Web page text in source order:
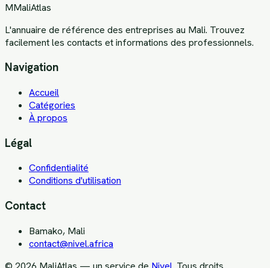
MMaliAtlas
L'annuaire de référence des entreprises au Mali. Trouvez
facilement les contacts et informations des professionnels.
Navigation
Accueil
Catégories
À propos
Légal
Confidentialité
Conditions d'utilisation
Contact
Bamako, Mali
contact@nivel.africa